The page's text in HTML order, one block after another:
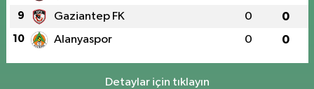
9 Gaziantep FK 0 0
10 Alanyaspor 0 0
Detaylar için tıklayın